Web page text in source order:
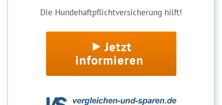
Die Hundehaftpflichtversicherung hilft!
Jetzt
informieren